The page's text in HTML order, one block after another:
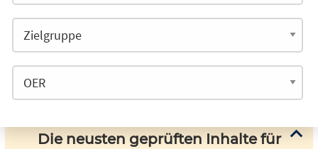
Die neusten geprüften Inhalte für